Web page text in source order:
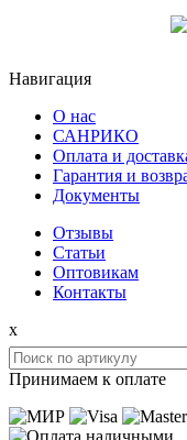
Навигация
О нас
САНРИКО
Оплата и
Гарантия и
Документы
Отзывы
Статьи
Оптовикам
Контакты
x
Принимаем к оплате